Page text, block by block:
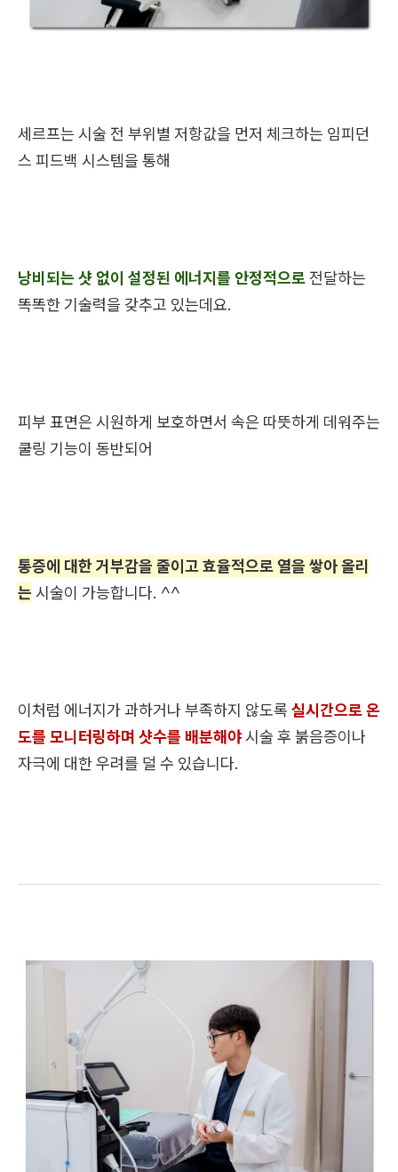
세르프는 시술 전 부위별 저항값을 먼저 체크하는 임피던
스 피드백 시스템을 통해
낭비되는 샷 없이 설정된 에너지를 안정적으로 전달하는
똑똑한 기술력을 갖추고 있는데요.
피부 표면은 시원하게 보호하면서 속은 따뜻하게 데워주는
쿨링 기능이 동반되어
통증에 대한 거부감을 줄이고 효율적으로 열을 쌓아 올리
는 시술이 가능합니다. ^^
이처럼 에너지가 과하거나 부족하지 않도록 실시간으로 온
도를 모니터링하며 샷수를 배분해야시술 후 붉음증이나
자극에 대한 우려를 덜 수 있습니다.